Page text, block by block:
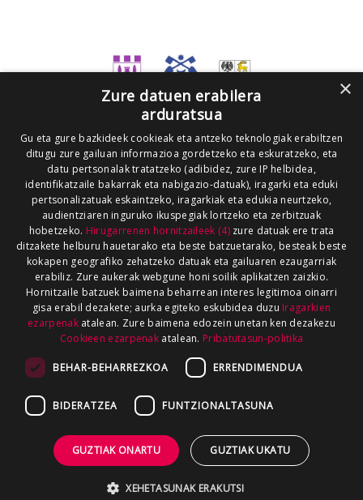
×
Zure datuen erabilera
arduratsua
Gu eta gure bazkideek cookieak eta antzeko teknologiak erabiltzen
ditugu zure gailuan informazioa gordetzeko eta eskuratzeko, eta
datu pertsonalak tratatzeko (adibidez, zure IP helbidea,
identifikatzaile bakarrak eta nabigazio-datuak), iragarki eta eduki
pertsonalizatuak eskaintzeko, iragarkiak eta edukia neurtzeko,
audientziaren inguruko ikuspegiak lortzeko eta zerbitzuak
hobetzeko. Hirugarrenen hornitzaileek (4)zure datuak ere trata
ditzakete helburu hauetarako eta beste batzuetarako, besteak beste
kokapen geografiko zehatzeko datuak eta gailuaren ezaugarriak
erabiliz. Zure aukerak webgune honi soilik aplikatzen zaizkio.
Hornitzaile batzuek baimena beharrean interes legitimoa oinarri
gisa erabil dezakete; aurka egiteko eskubidea duzu Iragarkien
ezarpenakatalean. Zure baimena edozein unetan ken dezakezu
Cookieen ezarpenak atalean. Pribatutasun-politika
BEHAR-BEHARREZKOA ERRENDIMENDUA
BIDERATZEA FUNTZIONALTASUNA
GUZTIAK ONARTU GUZTIAK UKATU
XEHETASUNAK ERAKUTSI